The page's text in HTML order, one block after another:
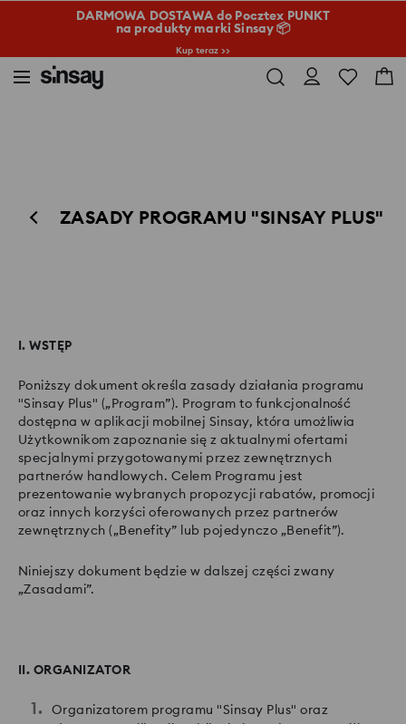
DARMOWA DOSTAWA do Pocztex PUNKT
na produkty marki Sinsay 📦
Kup teraz >>
ZASADY PROGRAMU "SINSAY PLUS"
I. WSTĘP
Poniższy dokument określa zasady działania programu
"Sinsay Plus" („Program”). Program to funkcjonalność
dostępna w aplikacji mobilnej Sinsay, która umożliwia
Użytkownikom zapoznanie się z aktualnymi ofertami
specjalnymi przygotowanymi przez zewnętrznych
partnerów handlowych. Celem Programu jest
prezentowanie wybranych propozycji rabatów, promocji
oraz innych korzyści oferowanych przez partnerów
zewnętrznych („Benefity” lub pojedynczo „Benefit”).
Niniejszy dokument będzie w dalszej części zwany
„Zasadami”.
II. ORGANIZATOR
Organizatorem programu "Sinsay Plus" oraz